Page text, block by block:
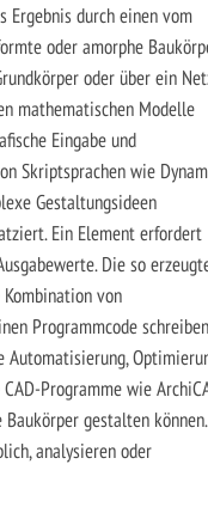
Ergebnis durch einen vom
oder amorphe
oder über ein
mathematischen Modelle
Eingabe und
Skriptsprachen wie
Gestaltungsideen
Ein Element erfordert
Die so
von
Programmcode schreiben
Automatisierung,
Programme wie
gestalten können.
analysieren oder